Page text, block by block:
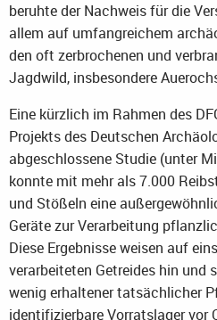
beruhte der Nachweis für die
allem auf umfangreichem
den oft zerbrochenen und
Jagdwild, insbesondere
Eine kürzlich im Rahmen des
Projekts des Deutschen
abgeschlossene Studie (unter
konnte mit mehr als 7.000
und Stößeln eine
Geräte zur Verarbeitung
Diese Ergebnisse weisen auf
verarbeiteten Getreides hin und
wenig erhaltener tatsächlicher
identifizierbare Vorratslager vor